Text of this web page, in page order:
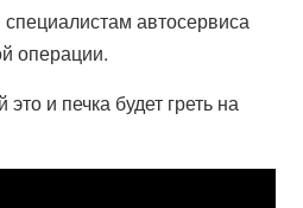
автосервиса
операции.
и печка будет греть на